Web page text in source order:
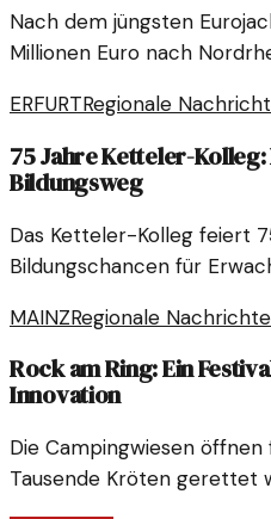
Nach dem jüngsten
Millionen Euro nach
ERFURTRegionale
75 Jahre Ketteler-
Bildungsweg
Das Ketteler-Kolleg feiert
Bildungschancen für
MAINZRegionale
Rock am Ring: Ein
Innovation
Die Campingwiesen öffnen
Tausende Kröten gerettet